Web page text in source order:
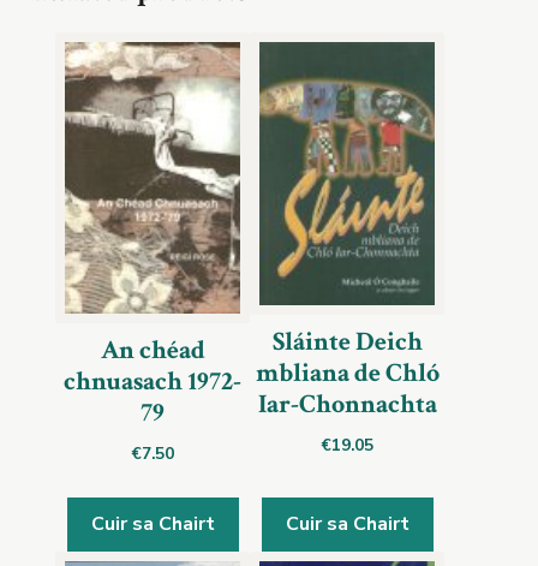
An chéad
chnuasach 1972-
79
€7.50
Cuir sa Chairt
Sláinte Deich
mbliana de Chló
Iar-Chonnachta
€19.05
Cuir sa Chairt